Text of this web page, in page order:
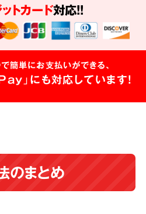
トカード対応!!
簡単にお支払いができる、
」にも対応しています!
のまとめ